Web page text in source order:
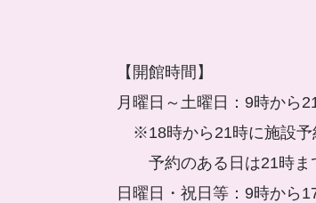
【開館時間】
月曜日～土曜日：9時から
※18時から21時に施設予
予約のある日は21時ま
日曜日・祝日等：9時から